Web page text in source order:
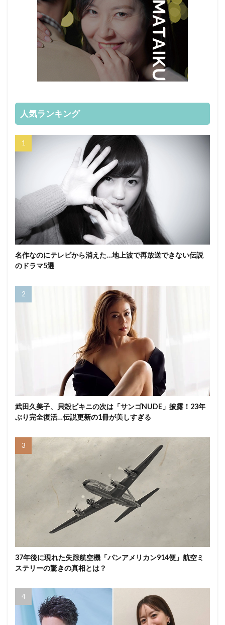
人気ランキング
名作なのにテレビから消えた…地上波で再放送できない伝説
のドラマ5選
武田久美子、貝殻ビキニの次は「サンゴNUDE」披露！23年
ぶり完全復活…伝説更新の1冊が美しすぎる
37年後に現れた失踪航空機「パンアメリカン914便」航空ミ
ステリーの驚きの真相とは？